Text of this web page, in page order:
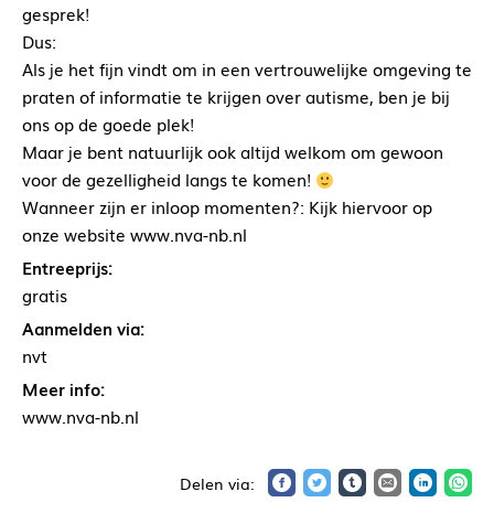
gesprek!
Dus:
Als je het fijn vindt om in een vertrouwelijke omgeving te
praten of informatie te krijgen over autisme, ben je bij
ons op de goede plek!
Maar je bent natuurlijk ook altijd welkom om gewoon
voor de gezelligheid langs te komen!
Wanneer zijn er inloop momenten?: Kijk hiervoor op
onze website www.nva-nb.nl
Entreeprijs:
gratis
Aanmelden via:
nvt
Meer info:
www.nva-nb.nl